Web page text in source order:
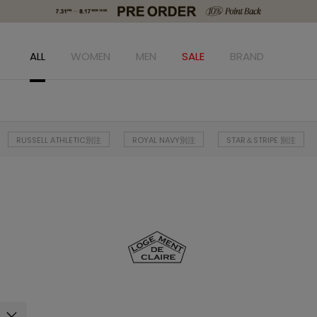
ALL WOMEN MEN SALE BRAND
RUSSELL ATHLETIC別注 ROYAL NAVY別注 STAR＆STRIPE 別注